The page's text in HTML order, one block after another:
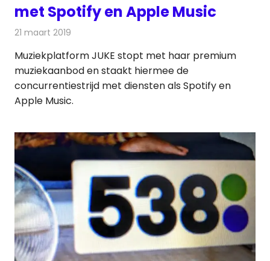
met Spotify en Apple Music
21 maart 2019
Muziekplatform JUKE stopt met haar premium
muziekaanbod en staakt hiermee de
concurrentiestrijd met diensten als Spotify en
Apple Music.